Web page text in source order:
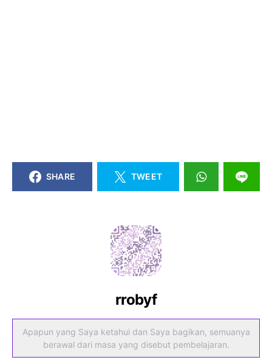
SHARE TWEET
rrobyf
Apapun yang Saya ketahui dan Saya bagikan, semuanya
berawal dari masa yang disebut pembelajaran.